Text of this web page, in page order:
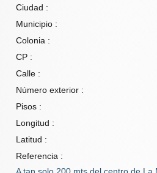
Ciudad :
Municipio :
Colonia :
CP :
Calle :
Número exterior :
Pisos :
Longitud :
Latitud :
Referencia :